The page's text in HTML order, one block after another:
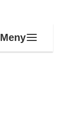
Meny